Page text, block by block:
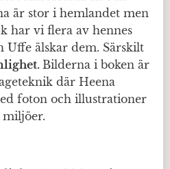
är stor i hemlandet men
har vi flera av hennes
Uffe älskar dem. Särskilt
Bilderna i boken är
där Heena
foton och illustrationer
miljöer.